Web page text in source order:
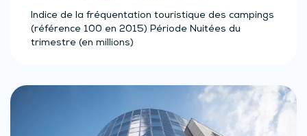
Indice de la fréquentation touristique des campings
(référence 100 en 2015) Période Nuitées du
trimestre (en millions)